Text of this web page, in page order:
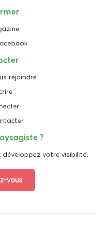
rejoindre
?
votre visibilité.
vous